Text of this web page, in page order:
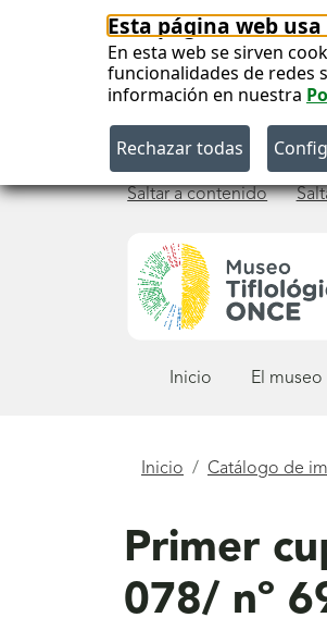
Esta página web
En esta web se sirven
funcionalidades de redes
información en nuestra
Saltar a contenido
Inicio El museo
Está
Inicio Catálogo de
Primer
078/ nº